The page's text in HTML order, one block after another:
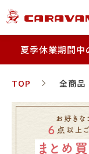
夏季休業期間
TOP 全商品